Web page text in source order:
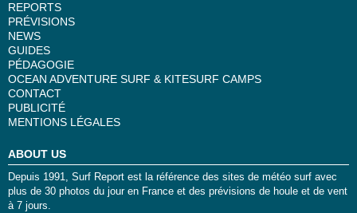
REPORTS
PRÉVISIONS
NEWS
GUIDES
PÉDAGOGIE
OCEAN ADVENTURE SURF & KITESURF CAMPS
CONTACT
PUBLICITÉ
MENTIONS LÉGALES
ABOUT US
Depuis 1991, Surf Report est la référence des sites de météo surf avec
plus de 30 photos du jour en France et des prévisions de houle et de vent
à 7 jours.